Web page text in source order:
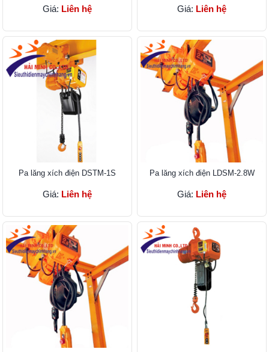
Giá: Liên hệ Giá: Liên hệ
Pa lăng xích điện DSTM-1S
Giá: Liên hệ
Pa lăng xích điện LDSM-2.8W
Giá: Liên hệ